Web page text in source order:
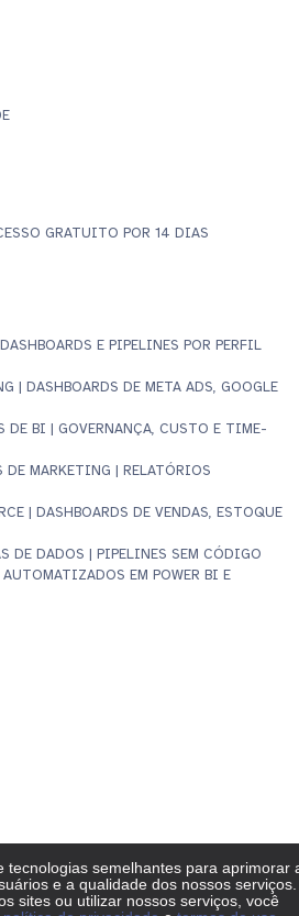
GRATUITO POR 14 DIAS
E PIPELINES POR PERFIL
| DASHBOARDS DE META ADS, GOOGLE
DE BI | GOVERNANÇA, CUSTO E TIME-
DE MARKETING | RELATÓRIOS
| DASHBOARDS DE VENDAS, ESTOQUE
DE DADOS | PIPELINES SEM CÓDIGO
EM POWER BI E